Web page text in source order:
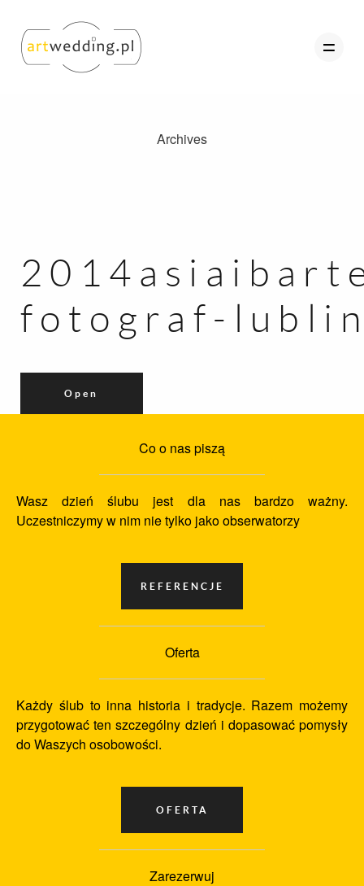
Kontakt
Strefa Klienta
Archives
fotograf-
Open
Co o nas piszą
Wasz dzień ślubu jest dla nas bardzo ważny.
Uczestniczymy w nim nie tylko jako obserwatorzy
Oferta
Każdy ślub to inna historia i tradycje. Razem możemy
przygotować ten szczególny dzień i dopasować pomysły
do Waszych osobowości.
Zarezerwuj